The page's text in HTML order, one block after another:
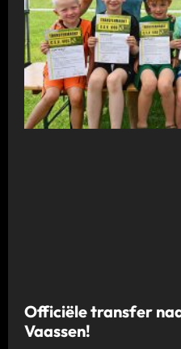
Officiële transfer
Vaassen!